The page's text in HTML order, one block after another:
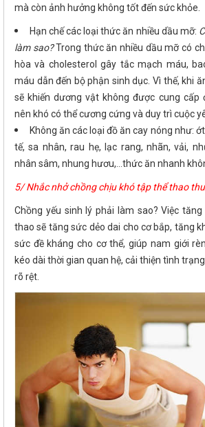
mà còn ảnh hưởng không tốt đến sức khỏe.
Hạn chế các loại thức ăn nhiều dầu mỡ:
làm sao?Trong thức ăn nhiều dầu mỡ có
hòa và cholesterol gây tắc mạch máu,
máu dẫn đến bộ phận sinh dục. Vì thế, khi
sẽ khiến dương vật không được cung cấp
nên khó có thể cương cứng và duy trì cuộc
Không ăn các loại đồ ăn cay nóng như:
tế, sa nhân, rau hẹ, lạc rang, nhãn, vải,
nhân sâm, nhung hươu,…thức ăn nhanh
5/ Nhắc nhở chồng chịu khó tập thể thao
Chồng yếu sinh lý phải làm sao? Việc
thao sẽ tăng sức dẻo dai cho cơ bắp, tăng
sức đề kháng cho cơ thể, giúp nam giới
kéo dài thời gian quan hệ, cải thiện tình
rõ rệt.